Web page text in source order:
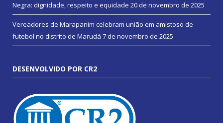
Negra: dignidade, respeito e equidade 20 de novembro de 2025
Vereadores de Marapanim celebram união em amistoso de
futebol no distrito de Marudá 7 de novembro de 2025
DESENVOLVIDO POR CR2